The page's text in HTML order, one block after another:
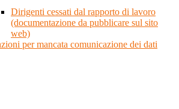
Dirigenti cessati dal rapporto di lavoro
(documentazione da pubblicare sul sito
web)
per mancata comunicazione dei dati